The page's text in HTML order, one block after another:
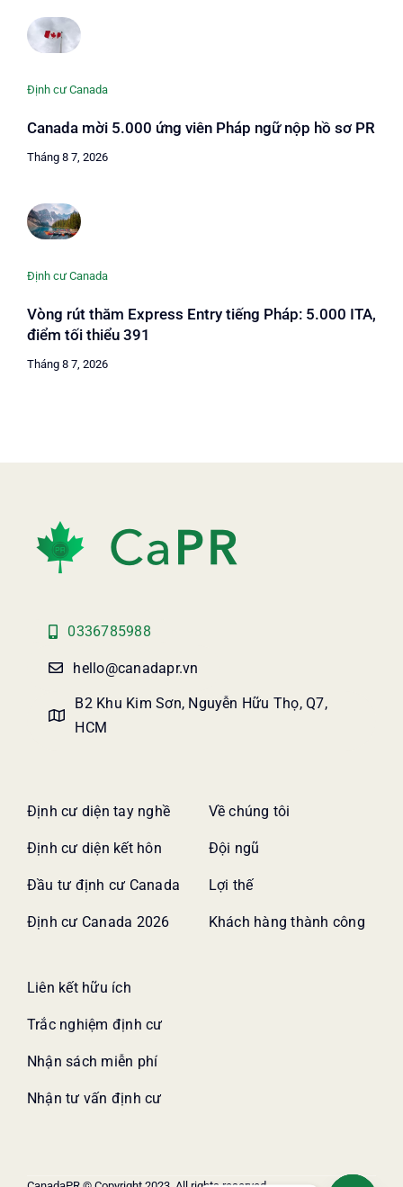
Định cư Canada
Canada mời 5.000 ứng viên Pháp ngữ nộp hồ sơ PR
Tháng 8 7, 2026
Định cư Canada
Vòng rút thăm Express Entry tiếng Pháp: 5.000 ITA,
điểm tối thiểu 391
Tháng 8 7, 2026
0336785988
hello@canadapr.vn
B2 Khu Kim Sơn, Nguyễn Hữu Thọ, Q7,
HCM
Định cư diện tay nghề
Định cư diện kết hôn
Đầu tư định cư Canada
Định cư Canada 2026
Về chúng tôi
Đội ngũ
Lợi thế
Khách hàng thành công
Liên kết hữu ích
Trắc nghiệm định cư
Nhận sách miễn phí
Nhận tư vấn định cư